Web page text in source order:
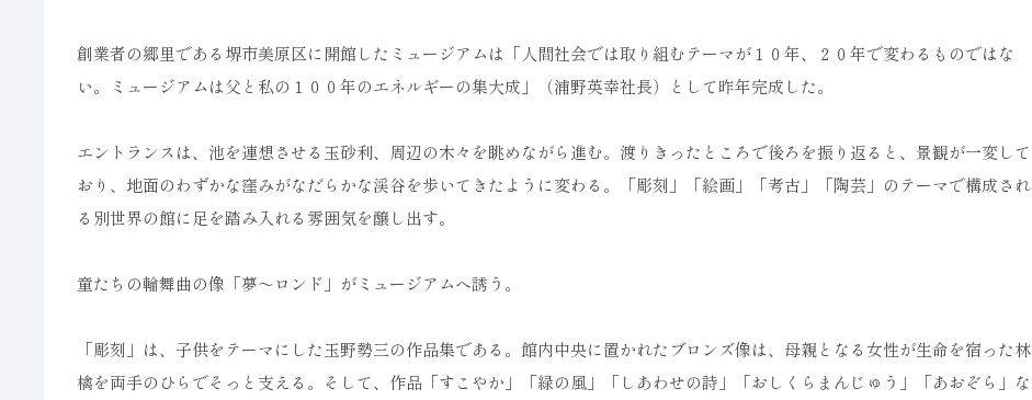
創業者の郷里である堺市美原区に開館したミュージアムは「人間社会では取り組むテーマが１０年、２０年で変わるものではな
い。ミュージアムは父と私の１００年のエネルギーの集大成」（浦野英幸社長）として昨年完成した。
エントランスは、池を連想させる玉砂利、周辺の木々を眺めながら進む。渡りきったところで後ろを振り返ると、景観が一変して
おり、地面のわずかな窪みがなだらかな渓谷を歩いてきたように変わる。「彫刻」「絵画」「考古」「陶芸」のテーマで構成され
る別世界の館に足を踏み入れる雰囲気を醸し出す。
童たちの輪舞曲の像「夢～ロンド」がミュージアムへ誘う。
「彫刻」は、子供をテーマにした玉野勢三の作品集である。館内中央に置かれたブロンズ像は、母親となる女性が生命を宿った林
檎を両手のひらでそっと支える。そして、作品「すこやか」「緑の風」「しあわせの詩」「おしくらまんじゅう」「あおぞら」な